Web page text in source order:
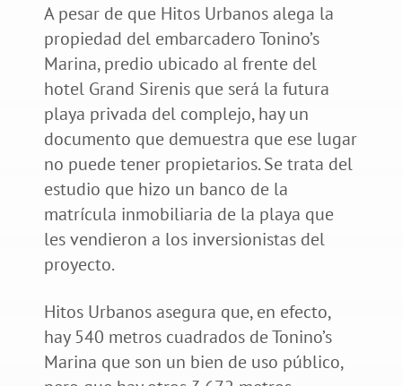
A pesar de que Hitos Urbanos alega la
propiedad del embarcadero Tonino’s
Marina, predio ubicado al frente del
hotel Grand Sirenis que será la futura
playa privada del complejo, hay un
documento que demuestra que ese lugar
no puede tener propietarios. Se trata del
estudio que hizo un banco de la
matrícula inmobiliaria de la playa que
les vendieron a los inversionistas del
proyecto.
Hitos Urbanos asegura que, en efecto,
hay 540 metros cuadrados de Tonino’s
Marina que son un bien de uso público,